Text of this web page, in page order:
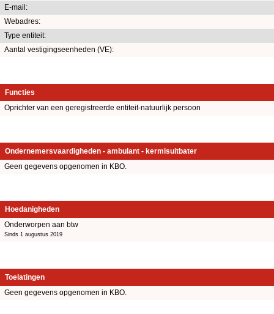
E-mail:
Webadres:
Type entiteit:
Aantal vestigingseenheden (VE):
Functies
Oprichter van een geregistreerde entiteit-natuurlijk persoon
Ondernemersvaardigheden - ambulant - kermisuitbater
Geen gegevens opgenomen in KBO.
Hoedanigheden
Onderworpen aan btw
Sinds 1 augustus 2019
Toelatingen
Geen gegevens opgenomen in KBO.